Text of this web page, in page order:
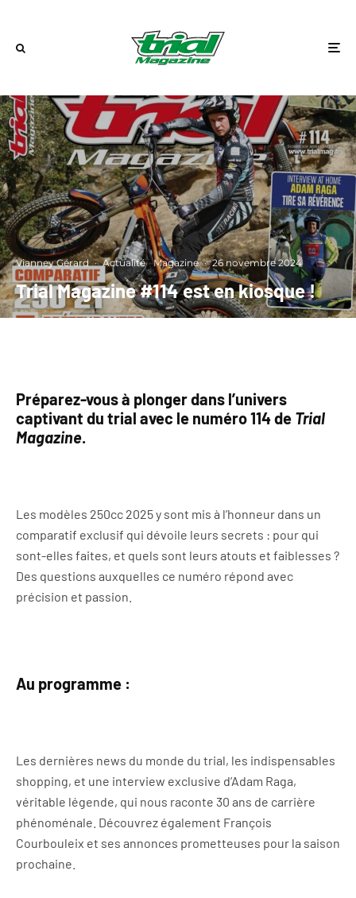
Vianney Gérard · Actualité Magazine · 26 novembre 2024
Trial Magazine #114 est en kiosque !
Préparez-vous à plonger dans l’univers
captivant du trial avec le numéro 114 de Trial
Magazine.
Les modèles 250cc 2025 y sont mis à l’honneur dans un
comparatif exclusif qui dévoile leurs secrets : pour qui
sont-elles faites, et quels sont leurs atouts et faiblesses ?
Des questions auxquelles ce numéro répond avec
précision et passion.
Au programme :
Les dernières news du monde du trial, les indispensables
shopping, et une interview exclusive d’Adam Raga,
véritable légende, qui nous raconte 30 ans de carrière
phénoménale. Découvrez également François
Courbouleix et ses annonces prometteuses pour la saison
prochaine.